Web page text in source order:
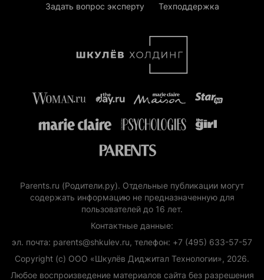
Задать вопрос эксперту
Техподдержка
Parents.ru (Родители.ру). Отдельные публикации могут
содержать информацию не предназначенную для
пользователей до 16 лет.
Контактные данные:
эл. почта: parents@shkulev.ru, телефон: +7 (495) 633-57-57
Copyright (с) ООО «Шкулёв Диджитал Технологии», 2026.
Любое воспроизведение материалов сайта без разрешения